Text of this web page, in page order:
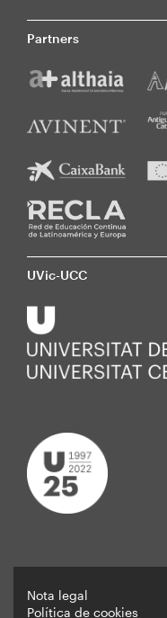
Partners
UVic-UCC
Nota legal
Política de cookies